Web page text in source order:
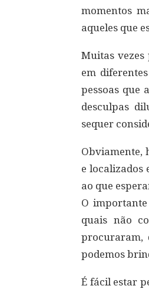
momentos
aqueles que
Muitas vezes
em
pessoas que
desculpas
sequer
Obviamente,
e localizados
ao que
O
quais não
procuraram,
podemos
É fácil estar